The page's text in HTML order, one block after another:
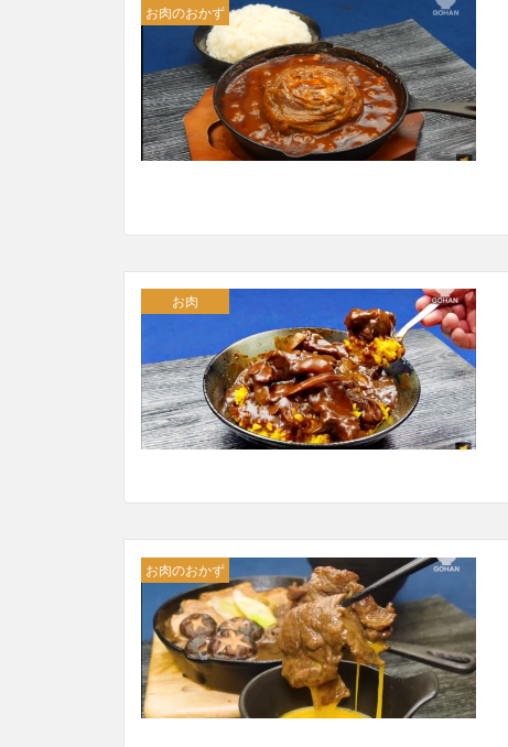
お肉のおかず
お肉
お肉のおかず